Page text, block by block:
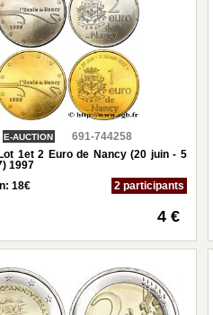
E-AUCTION
691-744258
1et 2 Euro de Nancy (20 juin - 5
1997
18€ 2 participants
4 €